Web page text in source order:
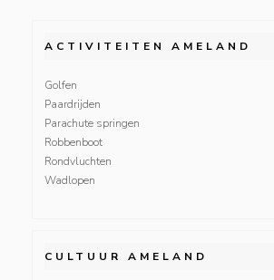
ACTIVITEITEN AMELAND
Golfen
Paardrijden
Parachute springen
Robbenboot
Rondvluchten
Wadlopen
CULTUUR AMELAND